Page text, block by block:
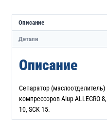
Описание
Детали
Описание
Сепаратор
компрессоров Alup ALLEGRO
10, SCK 15.